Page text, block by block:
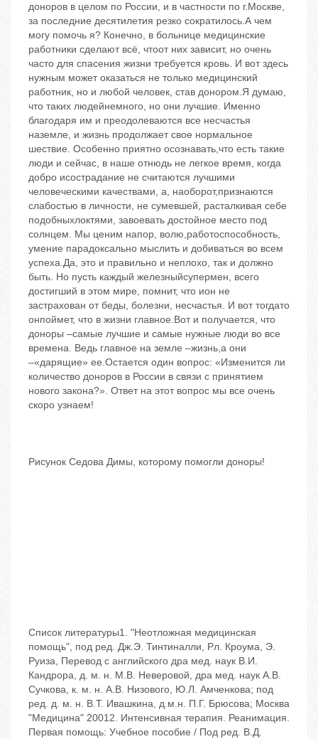
доноров в целом по России, и в частности по г.Москве,
за последние десятилетия резко сократилось.А чем
могу помочь я? Конечно, в больнице медицинские
работники сделают всё, чтоот них зависит, но очень
часто для спасения жизни требуется кровь. И вот здесь
нужным может оказаться не только медицинский
работник, но и любой человек, став донором.Я думаю,
что таких людейнемного, но они лучшие. Именно
благодаря им и преодолеваются все несчастья
наземле, и жизнь продолжает свое нормальное
шествие. Особенно приятно осознавать,что есть такие
люди и сейчас, в наше отнюдь не легкое время, когда
добро исострадание не считаются лучшими
человеческими качествами, а, наоборот,признаются
слабостью в личности, не сумевшей, расталкивая себе
подобныхлоктями, завоевать достойное место под
солнцем. Мы ценим напор, волю,работоспособность,
умение парадоксально мыслить и добиваться во всем
успеха.Да, это и правильно и неплохо, так и должно
быть. Но пусть каждый железныйсупермен, всего
достигший в этом мире, помнит, что ион не
застрахован от беды, болезни, несчастья. И вот тогдато
онпоймет, что в жизни главное.Вот и получается, что
доноры –самые лучшие и самые нужные люди во все
времена. Ведь главное на земле –жизнь,а они
–«дарящие» ее.Остается один вопрос: «Изменится ли
количество доноров в России в связи с принятием
нового закона?». Ответ на этот вопрос мы все очень
скоро узнаем!
Рисунок Седова Димы, которому помогли доноры!
Список литературы1. "Неотложная медицинская
помощь", под ред. Дж.Э. Тинтиналли, Рл. Кроума, Э.
Руиза, Перевод с английского дра мед. наук В.И.
Кандрора, д. м. н. М.В. Неверовой, дра мед. наук А.В.
Сучкова, к. м. н. А.В. Низового, Ю.Л. Амченкова; под
ред. д. м. н. В.Т. Ивашкина, д.м.н. П.Г. Брюсова; Москва
"Медицина" 20012. Интенсивная терапия. Реанимация.
Первая помощь: Учебное пособие / Под ред. В.Д.